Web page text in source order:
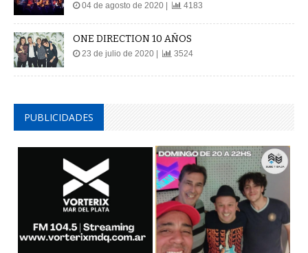
04 de agosto de 2020 | 4183
ONE DIRECTION 10 AÑOS
23 de julio de 2020 | 3524
PUBLICIDADES